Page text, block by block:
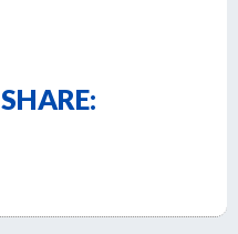
SHARE: